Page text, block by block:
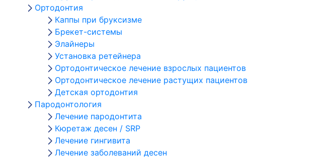
Ортодонтия
Каппы при бруксизме
Брекет-системы
Элайнеры
Установка ретейнера
Ортодонтическое лечение взрослых пациентов
Ортодонтическое лечение растущих пациентов
Детская ортодонтия
Пародонтология
Лечение пародонтита
Кюретаж десен / SRP
Лечение гингивита
Лечение заболеваний десен